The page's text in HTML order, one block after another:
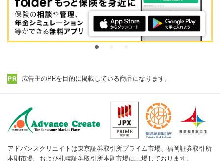
広告主のPRを目的に掲載している商品になります。
アドバンスクリエイトは東京証券取引所プライム市場、福岡証券取引所
本則市場、および札幌証券取引所本則市場に上場しております。